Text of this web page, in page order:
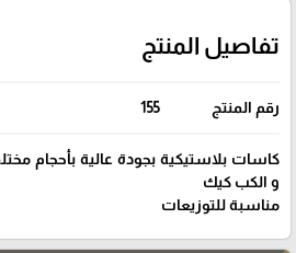
تفاصيل المنتج
رقم المنتج 155
كاسات بلاستيكية بجودة عالية بأحجام
و الكب كيك
مناسبة للتوزيعات